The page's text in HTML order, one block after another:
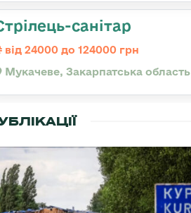
санітар
від 24000 до 124000 грн
Мукачеве, Закарпатська область